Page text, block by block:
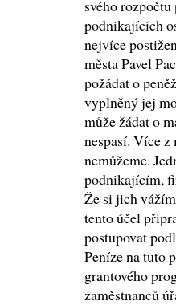
svého
podnikajících
nejvíce
města Pavel
požádat o
vyplněný jej
může žádat o
nespasí. Více
nemůžeme.
podnikajícím,
Že si jich
tento účel
postupovat
Peníze na tuto
grantového
zaměstnanců